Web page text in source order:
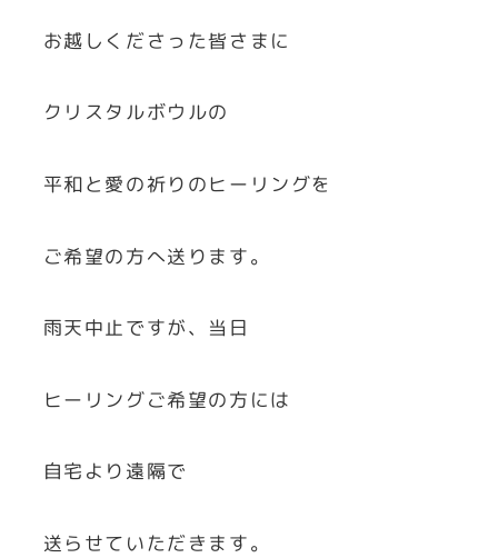
お越しくださった皆さまに
クリスタルボウルの
平和と愛の祈りのヒーリングを
ご希望の方へ送ります。
雨天中止ですが、当日
ヒーリングご希望の方には
自宅より遠隔で
送らせていただきます。